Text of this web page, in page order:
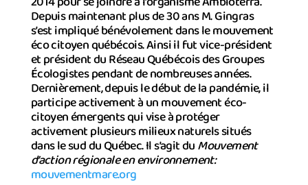
Depuis maintenant plus de 30 ans M. Gingras
s’est impliqué bénévolement dans le mouvement
éco citoyen québécois. Ainsi il fut vice-président
et président du Réseau Québécois des Groupes
Écologistes pendant de nombreuses années.
Dernièrement, depuis le début de la pandémie, il
participe activement à un mouvement éco-
citoyen émergents qui vise à protéger
activement plusieurs milieux naturels situés
dans le sud du Québec. Il s’agit duMouvement
d’action régionale en environnement:
mouvementmare.org